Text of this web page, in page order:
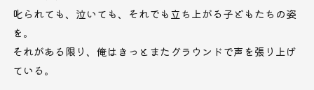
叱られても、泣いても、それでも立ち上がる子どもたちの姿
を。
それがある限り、俺はきっとまたグラウンドで声を張り上げ
ている。